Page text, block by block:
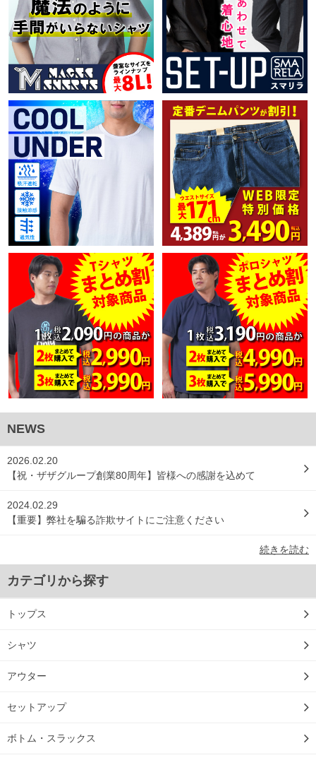
NEWS
2026.02.20
【祝・ザザグループ創業80周年】皆様への感謝を込めて
2024.02.29
【重要】弊社を騙る詐欺サイトにご注意ください
続きを読む
カテゴリから探す
トップス
シャツ
アウター
セットアップ
ボトム・スラックス